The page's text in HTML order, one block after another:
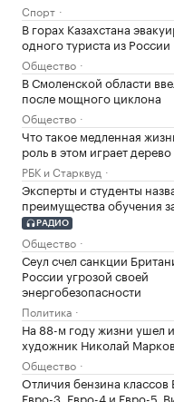
Спорт
В горах Казахстана
одного туриста из России
Общество
В Смоленской области
после мощного циклона
Общество
Что такое медленная
роль в этом играет дерево
РБК и Старквуд
Эксперты и студенты
преимущества обучения
РАДИО
Общество
Сеул счел санкции
России угрозой своей
энергобезопасности
Политика
На 88-м году жизни ушел
художник Николай Марков
Общество
Отличия бензина классов
Евро-3, Евро-4 и Евро-5.